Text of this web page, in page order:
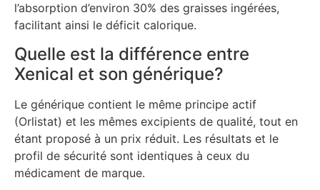
l’absorption d’environ 30% des graisses ingérées,
facilitant ainsi le déficit calorique.
Quelle est la différence entre
Xenical et son générique?
Le générique contient le même principe actif
(Orlistat) et les mêmes excipients de qualité, tout en
étant proposé à un prix réduit. Les résultats et le
profil de sécurité sont identiques à ceux du
médicament de marque.